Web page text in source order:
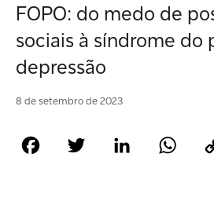
FOPO: do medo de
sociais à síndrome do
depressão
8 de setembro de 2023
Facebook Twitter LinkedIn